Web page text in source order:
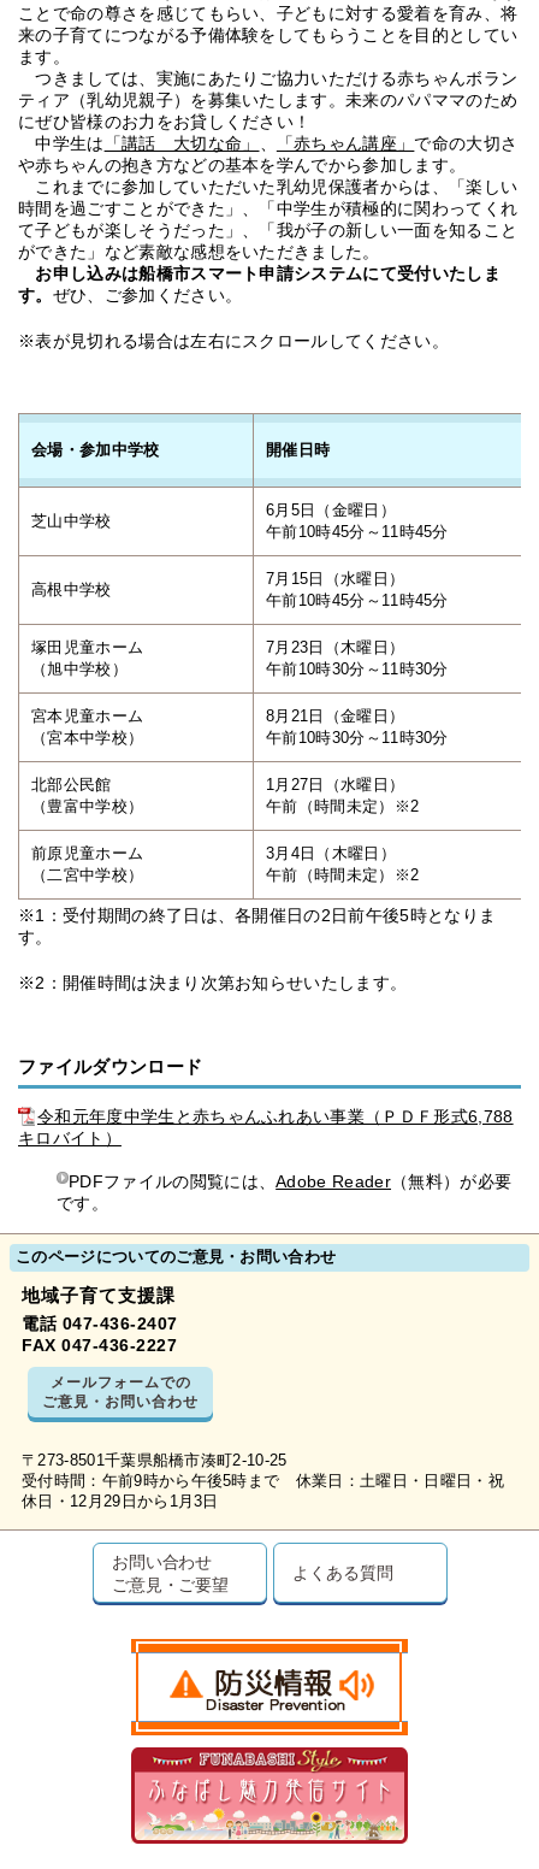
ことで命の尊さを感じてもらい、子どもに対する愛着を育み、将
来の子育てにつながる予備体験をしてもらうことを目的としてい
ます。
つきましては、実施にあたりご協力いただける赤ちゃんボラン
ティア（乳幼児親子）を募集いたします。未来のパパママのため
にぜひ皆様のお力をお貸しください！
中学生は
「講話 大切な命」 「赤ちゃん講座」 で命の大切さ
や赤ちゃんの抱き方などの基本を学んでから参加します。
これまでに参加していただいた乳幼児保護者からは、「楽しい
時間を過ごすことができた」、「中学生が積極的に関わってくれ
て子どもが楽しそうだった」、「我が子の新しい一面を知ること
ができた」など素敵な感想をいただきました。
お申し込みは船橋市スマート申請システムにて受付いたしま
す。 ぜひ、ご参加ください。
※表が見切れる場合は左右にスクロールしてください。
会場・参加中学校 開催日時
芝山中学校
6月5日（金曜日）
午前10時45分～11時45分
高根中学校
7月15日（水曜日）
午前10時45分～11時45分
塚田児童ホーム
（旭中学校）
7月23日（木曜日）
午前10時30分～11時30分
宮本児童ホーム
（宮本中学校）
8月21日（金曜日）
午前10時30分～11時30分
北部公民館
（豊富中学校）
1月27日（水曜日）
午前（時間未定）※2
前原児童ホーム
（二宮中学校）
3月4日（木曜日）
午前（時間未定）※2
※1：受付期間の終了日は、各開催日の2日前午後5時となりま
す。
※2：開催時間は決まり次第お知らせいたします。
ファイルダウンロード
令和元年度中学生と赤ちゃんふれあい事業（ＰＤＦ形式6,788
キロバイト）
PDFファイルの閲覧には、Adobe Reader （無料）が必要
です。
このページについてのご意見・お問い合わせ
地域子育て支援課
電話 047-436-2407
FAX 047-436-2227
メールフォームでの
ご意見・お問い合わせ
〒273-8501千葉県船橋市湊町2-10-25
受付時間：午前9時から午後5時まで 休業日：土曜日・日曜日・祝
休日・12月29日から1月3日
お問い合わせ
ご意見・ご要望
よくある質問